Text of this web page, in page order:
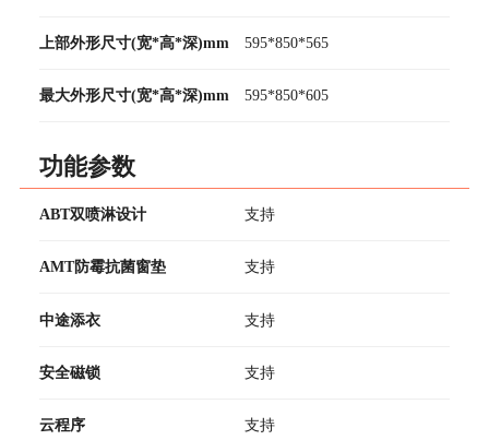
上部外形尺寸(宽*高*深)mm 595*850*565
最大外形尺寸(宽*高*深)mm 595*850*605
功能参数
ABT双喷淋设计 支持
AMT防霉抗菌窗垫 支持
中途添衣 支持
安全磁锁 支持
云程序 支持